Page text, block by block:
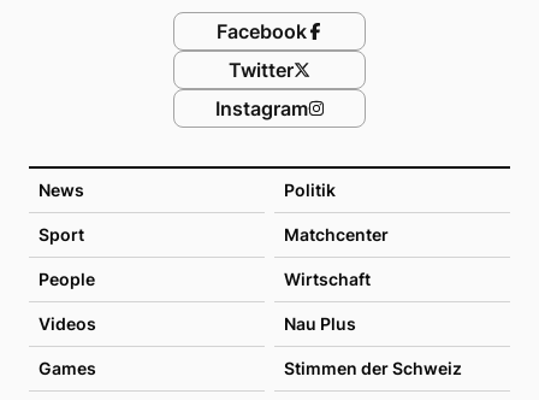
News Politik
Sport Matchcenter
People Wirtschaft
Videos Nau Plus
Games Stimmen der Schweiz
Facebook
Twitter
Instagram